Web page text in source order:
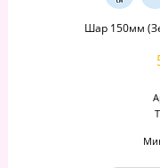
Шар 150мм